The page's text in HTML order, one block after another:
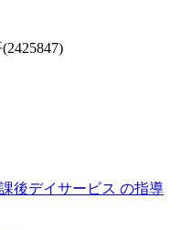
後デイサービス の指導